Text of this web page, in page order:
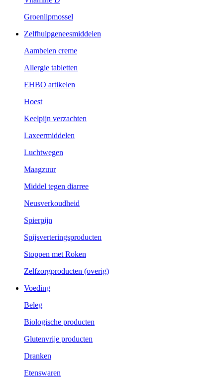
Groenlipmossel
Zelfhulpgeneesmiddelen
Aambeien creme
Allergie tabletten
EHBO artikelen
Hoest
Keelpijn verzachten
Laxeermiddelen
Luchtwegen
Maagzuur
Middel tegen diarree
Neusverkoudheid
Spierpijn
Spijsverteringsproducten
Stoppen met Roken
Zelfzorgproducten (overig)
Voeding
Beleg
Biologische producten
Glutenvrije producten
Dranken
Etenswaren